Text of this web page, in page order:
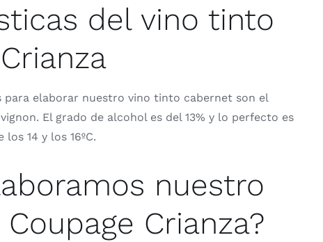
del vino tinto
para elaborar nuestro vino tinto cabernet son el
El grado de alcohol es del 13% y lo perfecto es
14 y los 16ºC.
nuestro
Crianza?